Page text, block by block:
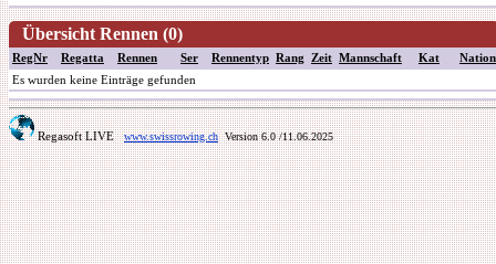
Übersicht Rennen (0)
RegNr Regatta Rennen Ser Rennentyp Rang Zeit Mannschaft Kat
Nation
Es wurden keine Einträge gefunden
Regasoft LIVE www.swissrowing.chVersion 6.0/11.06.2025